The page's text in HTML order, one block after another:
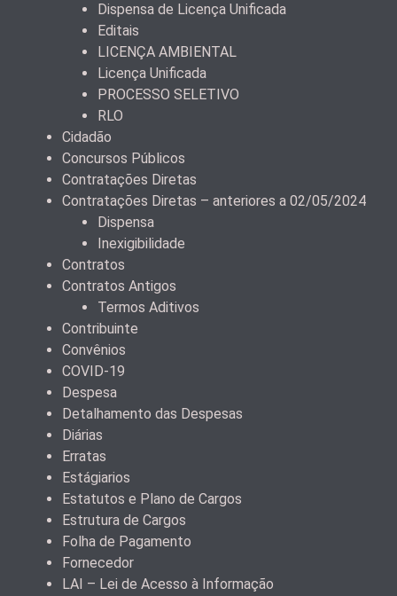
Dispensa de Licença Unificada
Editais
LICENÇA AMBIENTAL
Licença Unificada
PROCESSO SELETIVO
RLO
Cidadão
Concursos Públicos
Contratações Diretas
Contratações Diretas – anteriores a 02/05/2024
Dispensa
Inexigibilidade
Contratos
Contratos Antigos
Termos Aditivos
Contribuinte
Convênios
COVID-19
Despesa
Detalhamento das Despesas
Diárias
Erratas
Estágiarios
Estatutos e Plano de Cargos
Estrutura de Cargos
Folha de Pagamento
Fornecedor
LAI – Lei de Acesso à Informação